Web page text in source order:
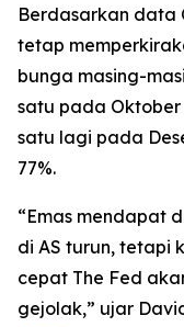
Berdasarkan data
tetap
bunga masing-
satu pada
satu lagi pada
77%.
“Emas mendapat
di AS turun, tetapi
cepat The Fed
gejolak,” ujar